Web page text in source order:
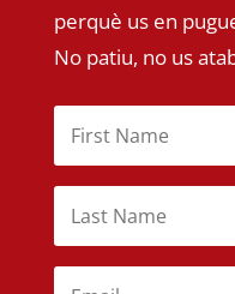
perquè us en
No patiu, no us